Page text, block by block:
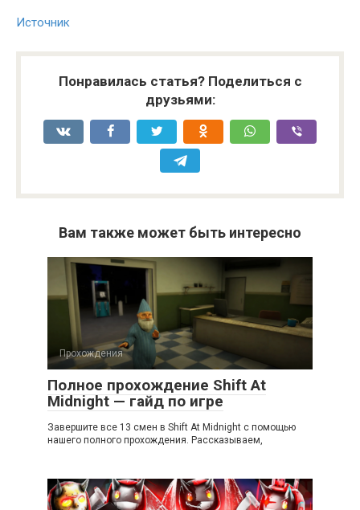
Источник
Понравилась статья? Поделиться с
друзьями:
Вам также может быть интересно
Прохождения
Полное прохождение Shift At
Midnight — гайд по игре
Завершите все 13 смен в Shift At Midnight с помощью
нашего полного прохождения. Рассказываем,